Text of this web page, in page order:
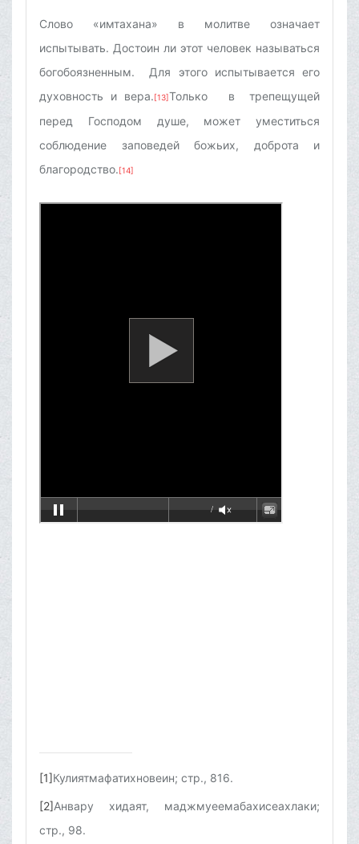
Слово «имтахана» в молитве означает
испытывать. Достоин ли этот человек называться
богобоязненным. Для этого испытывается его
духовность и вера.[13]Только в трепещущей
перед Господом душе, может уместиться
соблюдение заповедей божьих, доброта и
благородство.[14]
[1]Кулиятмафатихновеин; стр., 816.
[2]Анвару хидаят, маджмуеемабахисеахлаки;
стр., 98.